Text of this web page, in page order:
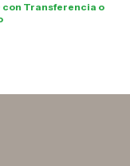
con Transferencia o